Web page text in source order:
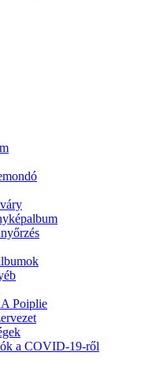
Poiplie
a COVID-19-ről